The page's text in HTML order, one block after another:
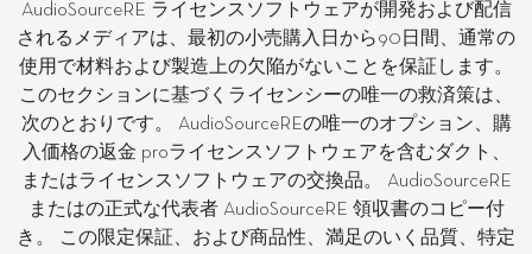
AudioSourceRE ライセンスソフトウェアが開発および配信
されるメディアは、最初の小売購入日から90日間、通常の
使用で材料および製造上の欠陥がないことを保証します。
このセクションに基づくライセンシーの唯一の救済策は、
次のとおりです。 AudioSourceREの唯一のオプション、購
入価格の返金 proライセンスソフトウェアを含むダクト、
またはライセンスソフトウェアの交換品。 AudioSourceRE
またはの正式な代表者 AudioSourceRE 領収書のコピー付
き。 この限定保証、および商品性、満足のいく品質、特定